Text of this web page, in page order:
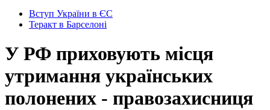
Вступ України в ЄС
Теракт в Барселоні
У РФ приховують місця
утримання українських
полонених - правозахисниця